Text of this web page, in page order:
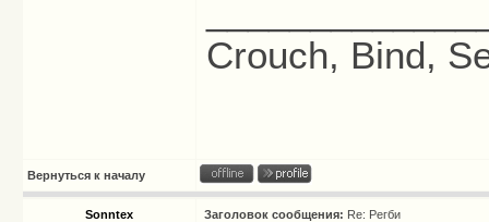
Crouch, Bind,
Вернуться к началу
Sonntex Заголовок сообщения: Re: Регби